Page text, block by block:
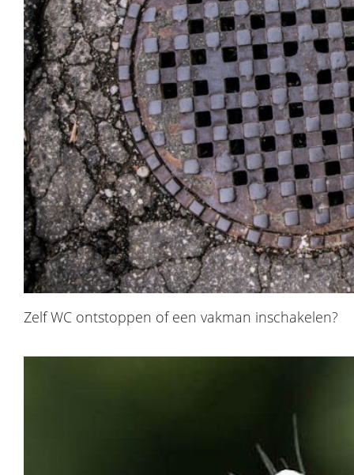
Zelf WC ontstoppen of een vakman inschakelen?